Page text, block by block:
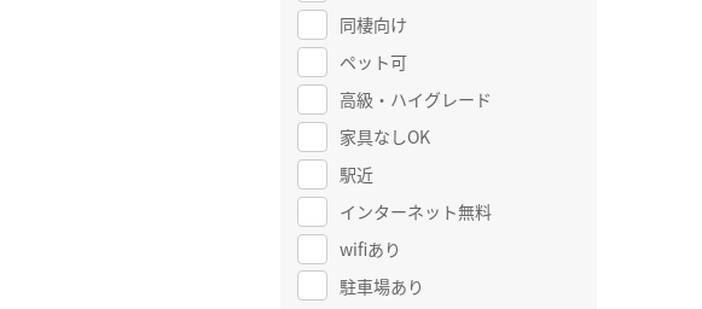
同棲向け
ペット可
高級・ハイグレード
家具なしOK
駅近
インターネット無料
wifiあり
駐車場あり